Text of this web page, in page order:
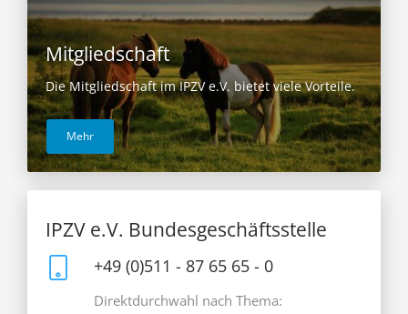
Mitgliedschaft
Die Mitgliedschaft im IPZV e.V. bietet viele Vorteile.
Mehr
IPZV e.V. Bundesgeschäftsstelle
+49 (0)511 - 87 65 65 - 0
Direktdurchwahl nach Thema: